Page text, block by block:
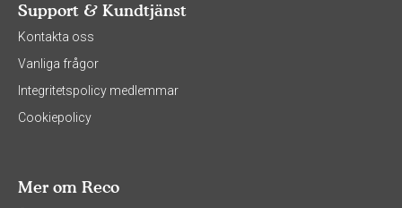
Support & Kundtjänst
Kontakta oss
Vanliga frågor
Integritetspolicy medlemmar
Cookiepolicy
Mer om Reco